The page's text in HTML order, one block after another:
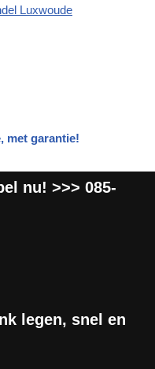
Luxwoude
met garantie!
nu! >>> 085-
legen, snel en